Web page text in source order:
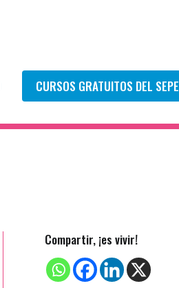
CURSOS GRATUITOS DEL SEPE
Compartir, ¡es vivir!